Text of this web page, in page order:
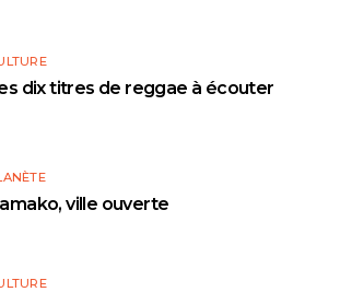
dix titres de reggae à écouter
ville ouverte